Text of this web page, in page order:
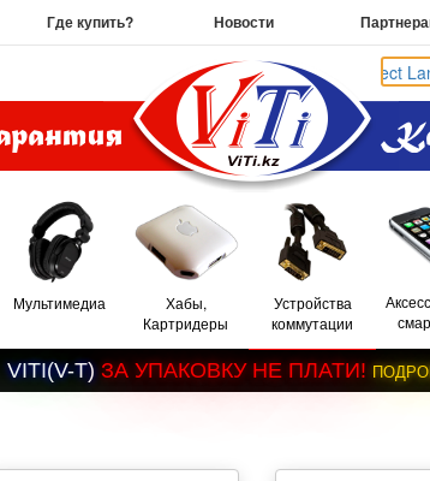
Где купить? Новости
Select
Мультимедиа
Хабы,
Картридеры
Устройства
коммутации
VITI(V-T) ЗА УПАКОВКУ НЕ ПЛАТИ! ПОДРО